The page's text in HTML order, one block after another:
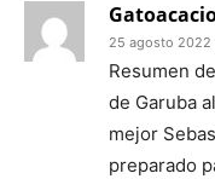
25 agosto 2022
Resumen
de Garuba
mejor
preparado